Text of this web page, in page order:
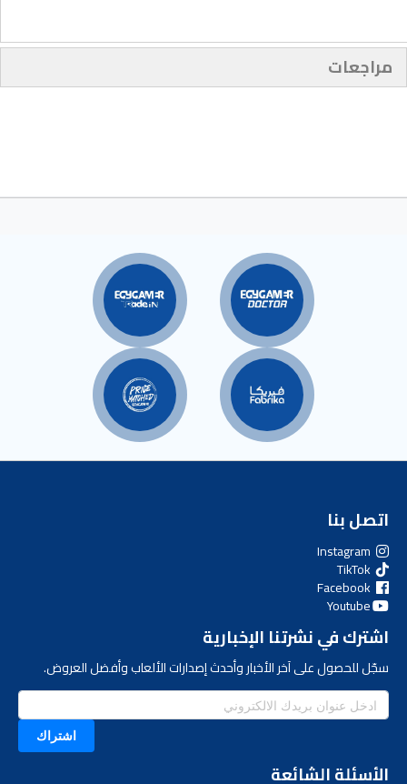
مراجعات
اتصل بنا
Instagram
TikTok
Facebook
Youtube
اشترك في نشرتنا الإخبارية
سجّل للحصول على آخر الأخبار وأحدث إصدارات الألعاب وأفضل العروض.
اشتراك
الأسئلة الشائعة